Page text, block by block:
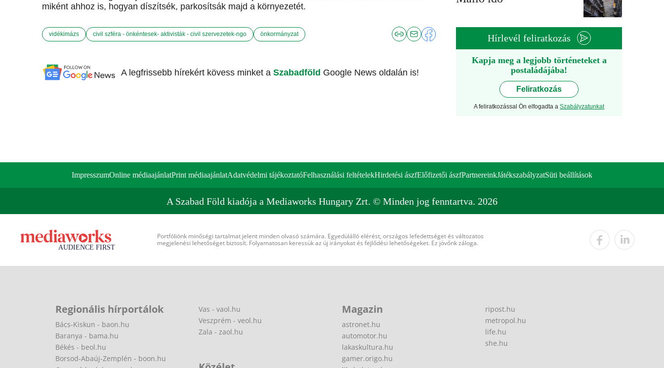
miként ahhoz is, hogyan díszítsék, parkosítsák majd a környezetét.
vidékimázs civil szféra - önkéntesek- aktivisták - civil szervezetek-ngo önkormányzat
A legfrissebb hírekért kövess minket a Szabadföld Google News oldalán is!
Hírlevél feliratkozás
Kapja meg a legjobb történeteket a
postaládájába!
Feliratkozás
A feliratkozással Ön elfogadta a Szabályzatunkat
ImpresszumOnline médiaajánlatPrint médiaajánlatAdatvédelmi tájékoztatóFelhasználási feltételekHirdetési ászfElőfizetői ászfPartnereinkJátékszabályzatSüti beállítások
A Szabad Föld kiadója a Mediaworks Hungary Zrt. © Minden jog fenntartva. 2026
Portfóliónk minőségi tartalmat jelent minden olvasó számára. Egyedülálló elérést, országos lefedettséget és változatos
megjelenési lehetőséget biztosít. Folyamatosan keressük az új irányokat és fejlődési lehetőségeket. Ez jövőnk záloga.
Regionális hírportálok
Bács-Kiskun - baon.hu
Baranya - bama.hu
Békés - beol.hu
Borsod-Abaúj-Zemplén - boon.hu
Vas - vaol.hu
Veszprém - veol.hu
Zala - zaol.hu
Magazin
astronet.hu
automotor.hu
lakaskultura.hu
gamer.origo.hu
ripost.hu
metropol.hu
life.hu
she.hu